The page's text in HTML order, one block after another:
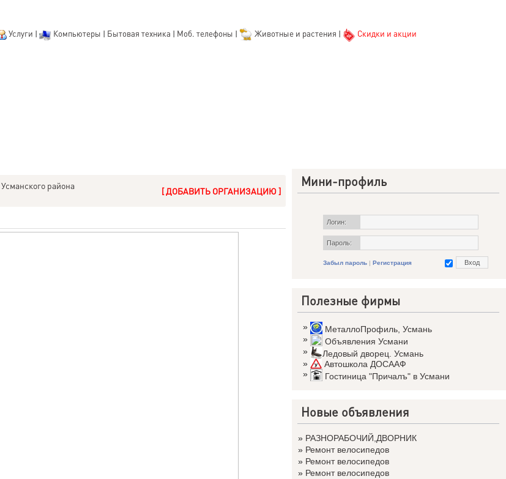
Услуги | Компьютеры | Бытовая техника | Моб. телефоны | Животные и растения | Скидки и акции
района [ ДОБАВИТЬ ОРГАНИЗАЦИЮ ]
Мини-профиль
Логин:
Пароль:
Забыл пароль | Регистрация
Полезные фирмы
» МеталлоПрофиль Усмань
»
Объявления Усмани
»
Ледовый дворец. Усмань
»
Автошкола ДОСААФ
»
Гостиница "Причалъ" в Усмани
Новые объявления
» РАЗНОРАБОЧИЙ,ДВОРНИК
» Ремонт велосипедов
» Ремонт велосипедов
» Ремонт велосипедов